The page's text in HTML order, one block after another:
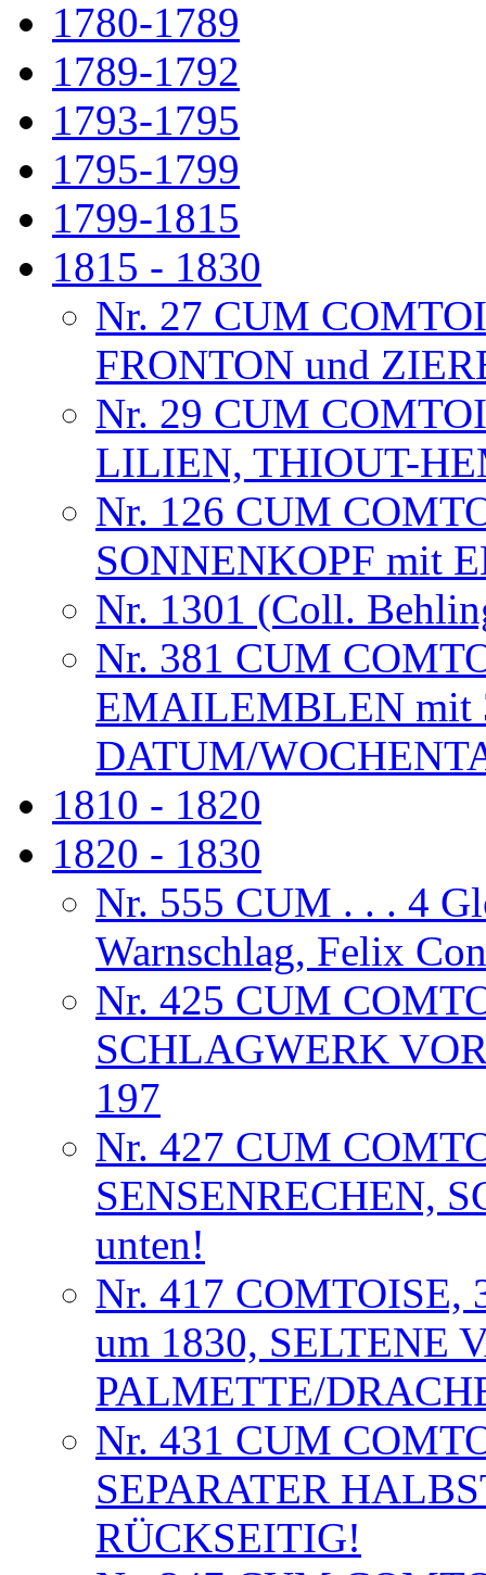
1780-1789
1789-1792
1793-1795
1795-1799
1799-1815
1815 - 1830
Nr. 27 CUM
FRONTON und
Nr. 29 CUM
LILIEN, THIOUT-
Nr. 126 CUM
SONNENKOPF mit
Nr. 1301 (Coll.
Nr. 381 CUM
EMAILEMBLEN mit
DATUM/
1810 - 1820
1820 - 1830
Nr. 555 CUM . . . 4
Warnschlag, Felix
Nr. 425 CUM
SCHLAGWERK
197
Nr. 427 CUM
SENSENRECHEN,
unten!
Nr. 417 COMTOISE,
um 1830, SELTENE
PALMETTE/
Nr. 431 CUM
SEPARATER
RÜCKSEITIG!